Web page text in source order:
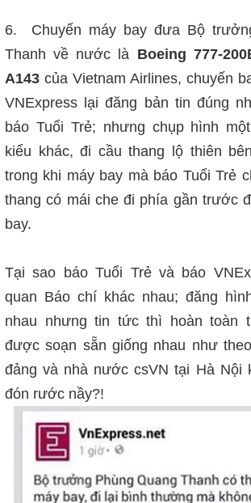
6. Chuyến máy bay đưa Bộ
Thanh về nước là Boeing 777-
A143 của Vietnam Airlines, chuyến
VNExpress lại đăng bản tin đúng
báo Tuổi Trẻ; nhưng chụp hình
kiểu khác, đi cầu thang lộ thiên
trong khi máy bay mà báo Tuổi Trẻ
thang có mái che đi phía gần trước
bay.
Tại sao báo Tuổi Trẻ và báo
quan Báo chí khác nhau; đăng
nhau nhưng tin tức thì hoàn toàn
được soạn sẵn giống nhau như
đảng và nhà nước csVN tại Hà Nội
đón rước nầy?!